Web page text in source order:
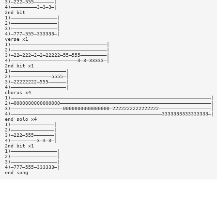
3)—222—555———————|
4)—————————3—3—3—|
2nd bit
1)————————————————|
2)————————————————|
3)————————————————|
4)—777—555—333333—|
verse x1
1)—————————————————————————————————|
2)—————————————————————————————————|
3)—22—222—2—2—22222—55—555—————————|
4)———————————————————————3—3—33333—|
2nd bit x1
1)———————————————————|
2)——————————————5555—|
3)—22222222—555——————|
4)———————————————————|
chorus x4
1)—————————————————————————————————————————————————————————————————————|
2)—0000000000000000————————————————————————————————————————————————————|
3)——————————————————0000000000000000—2222222222222222——————————————————|
4)————————————————————————————————————————————————————3333333333333333—|
end solo x4
1)———————————————|
2)———————————————|
3)—222—555———————|
4)—————————3—3—3—|
2nd bit x1
1)————————————————|
2)————————————————|
3)————————————————|
4)—777—555—333333—|
end song